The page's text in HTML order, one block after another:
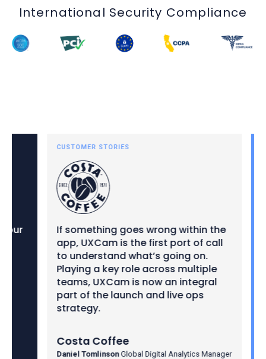
International Security Compliance
CUSTOMER STORIES
If something goes wrong within the
app, UXCam is the first port of call
to understand what’s going on.
Playing a key role across multiple
teams, UXCam is now an integral
part of the launch and live ops
strategy.
Costa Coffee
Daniel TomlinsonGlobal Digital Analytics Manager